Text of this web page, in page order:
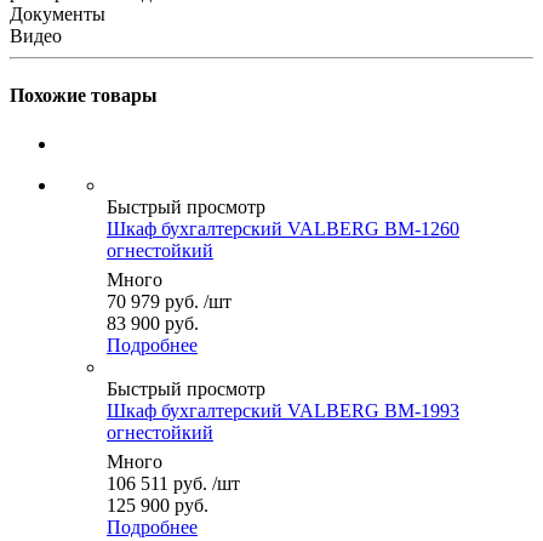
Документы
Видео
Похожие товары
Быстрый просмотр
Шкаф бухгалтерский VALBERG BM-1260
огнестойкий
Много
70 979 руб. /шт
83 900 руб.
Подробнее
Быстрый просмотр
Шкаф бухгалтерский VALBERG BM-1993
огнестойкий
Много
106 511 руб. /шт
125 900 руб.
Подробнее